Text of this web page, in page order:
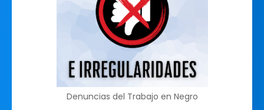
Denuncias del Trabajo en Negro